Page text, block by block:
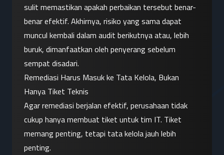
sulit memastikan apakah perbaikan tersebut benar-
benar efektif. Akhirnya, risiko yang sama dapat
muncul kembali dalam audit berikutnya atau, lebih
buruk, dimanfaatkan oleh penyerang sebelum
sempat disadari.
Remediasi Harus Masuk ke Tata Kelola, Bukan
Hanya Tiket Teknis
Agar remediasi berjalan efektif, perusahaan tidak
cukup hanya membuat tiket untuk tim IT. Tiket
memang penting, tetapi tata kelola jauh lebih
penting.